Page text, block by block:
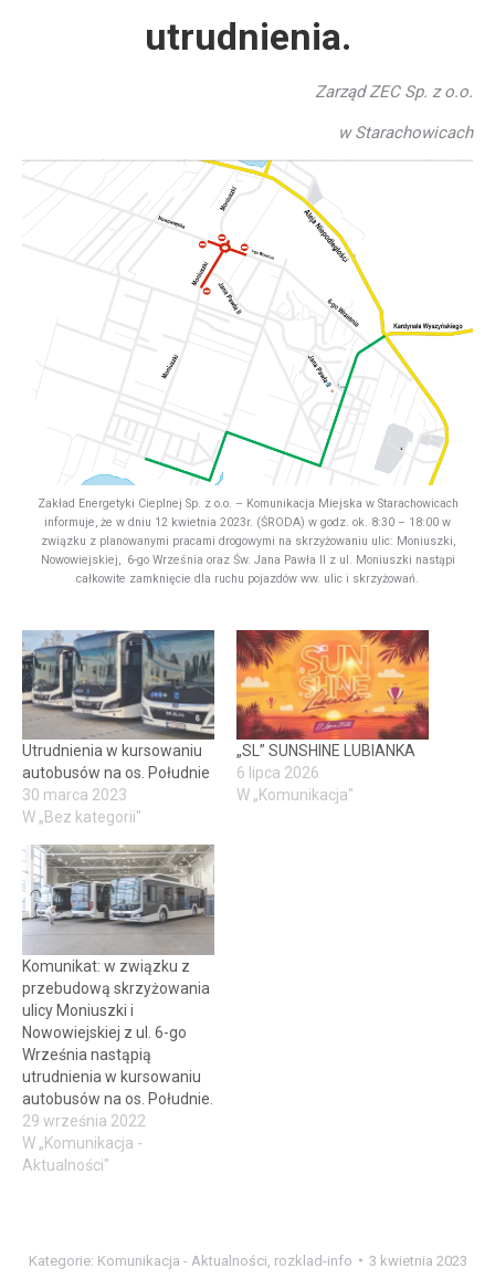
utrudnienia.
Zarząd ZEC Sp. z o.o.
w Starachowicach
Zakład Energetyki Cieplnej Sp. z o.o. – Komunikacja Miejska w Starachowicach
informuje, że w dniu 12 kwietnia 2023r. (ŚRODA) w godz. ok. 8:30 – 18:00 w
związku z planowanymi pracami drogowymi na skrzyżowaniu ulic: Moniuszki,
Nowowiejskiej, 6-go Września oraz Św. Jana Pawła II z ul. Moniuszki nastąpi
całkowite zamknięcie dla ruchu pojazdów ww. ulic i skrzyżowań.
Utrudnienia w kursowaniu
autobusów na os. Południe
30 marca 2023
W „Bez kategorii"
„SL” SUNSHINE LUBIANKA
6 lipca 2026
W „Komunikacja"
Komunikat: w związku z
przebudową skrzyżowania
ulicy Moniuszki i
Nowowiejskiej z ul. 6-go
Września nastąpią
utrudnienia w kursowaniu
autobusów na os. Południe.
29 września 2022
W „Komunikacja -
Aktualności"
Kategorie: Komunikacja - Aktualności rozklad-info 3 kwietnia 2023